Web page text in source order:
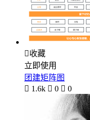
收藏
立即使用
团建矩阵图
 1.6k  0  0